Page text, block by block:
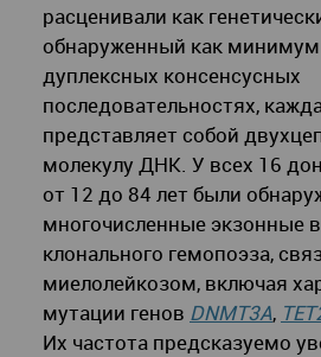
расценивали как
обнаруженный как минимум
дуплексных консенсусных
последовательностях,
представляет собой
молекулу ДНК. У всех 16
от 12 до 84 лет были
многочисленные экзонные
клонального гемопоэза,
миелолейкозом, включая
мутации генов DNMT3A,
Их частота предсказуемо